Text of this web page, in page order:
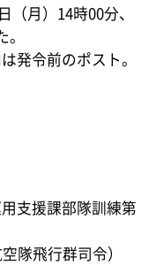
月）14時00分、
令前のポスト。
支援課部隊訓練第
飛行群司令）